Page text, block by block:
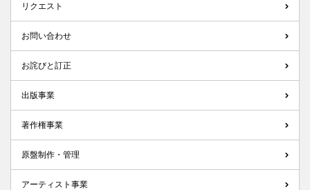
リクエスト
お問い合わせ
お詫びと訂正
出版事業
著作権事業
原盤制作・管理
アーティスト事業